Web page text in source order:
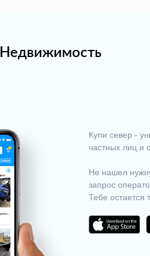
Недвижимость
Купи север -
частных лиц и
Не нашел
запрос
Тебе остается